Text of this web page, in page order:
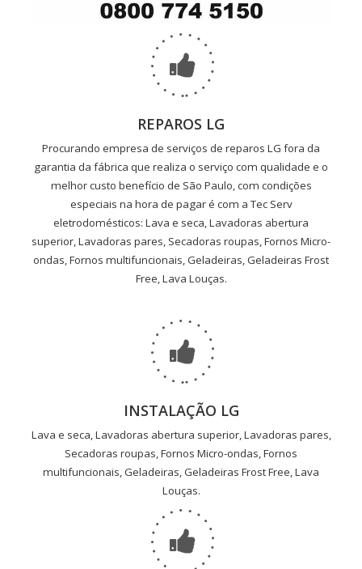
REPAROS LG
Procurando empresa de serviços de reparos LG fora da
garantia da fábrica que realiza o serviço com qualidade e o
melhor custo benefício de São Paulo, com condições
especiais na hora de pagar é com a Tec Serv
eletrodomésticos: Lava e seca, Lavadoras abertura
superior, Lavadoras pares, Secadoras roupas, Fornos Micro-
ondas, Fornos multifuncionais, Geladeiras, Geladeiras Frost
Free, Lava Louças.
INSTALAÇÃO LG
Lava e seca, Lavadoras abertura superior, Lavadoras pares,
Secadoras roupas, Fornos Micro-ondas, Fornos
multifuncionais, Geladeiras, Geladeiras Frost Free, Lava
Louças.